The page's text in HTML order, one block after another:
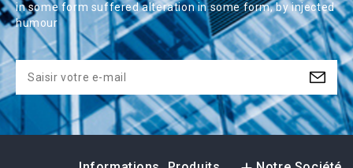
in some form suffered alteration in some form, by injected
humour